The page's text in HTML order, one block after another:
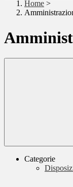
Home >
Categorie